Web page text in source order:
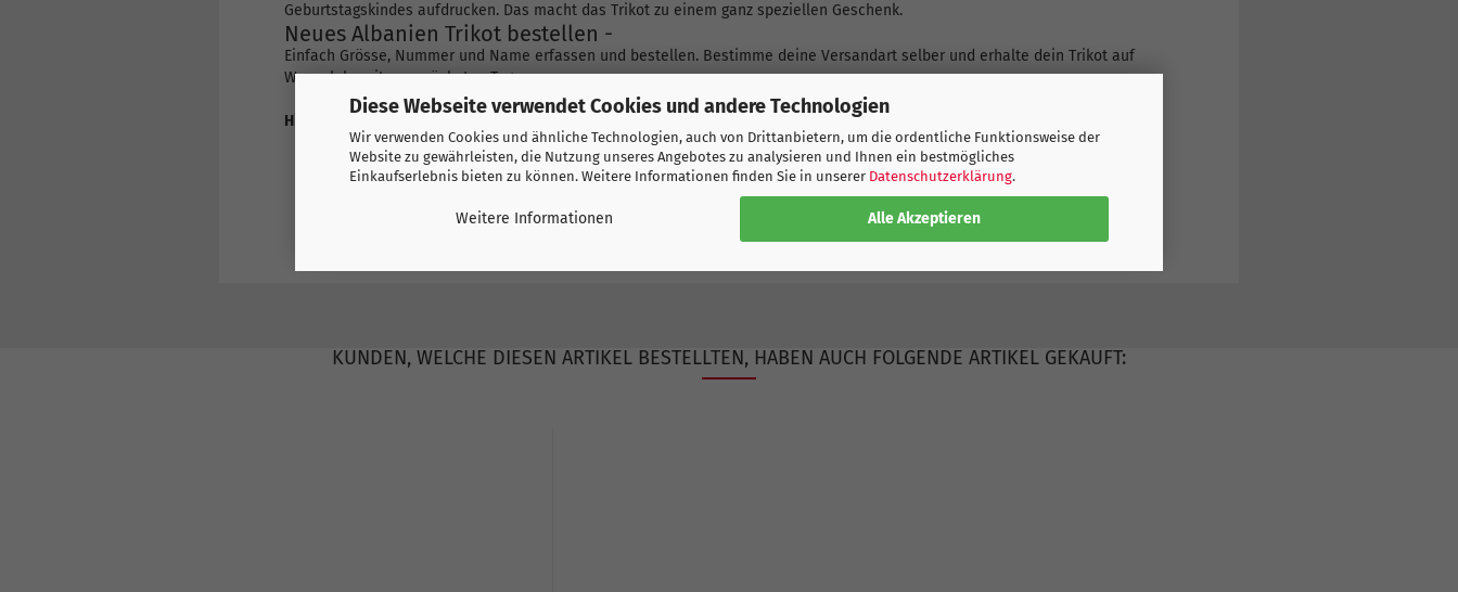
Diese Webseite verwendet Cookies und andere Technologien
Wir verwenden Cookies und ähnliche Technologien, auch von Drittanbietern, um die ordentliche Funktionsweise der
Website zu gewährleisten, die Nutzung unseres Angebotes zu analysieren und Ihnen ein bestmögliches
Einkaufserlebnis bieten zu können. Weitere Informationen finden Sie in unserer Datenschutzerklärung.
Alle Akzeptieren
Weitere Informationen
Geburtstagskindes aufdrucken. Das macht das Trikot zu einem ganz speziellen Geschenk.
Neues Albanien Trikot bestellen -
Einfach Grösse, Nummer und Name erfassen und bestellen. Bestimme deine Versandart selber und erhalte dein Trikot auf
Wunsch bereits am nächsten Tag.
Hier finden Sie weitere Produkte
Europa
Albanien
KUNDEN, WELCHE DIESEN ARTIKEL BESTELLTEN, HABEN AUCH FOLGENDE ARTIKEL GEKAUFT: